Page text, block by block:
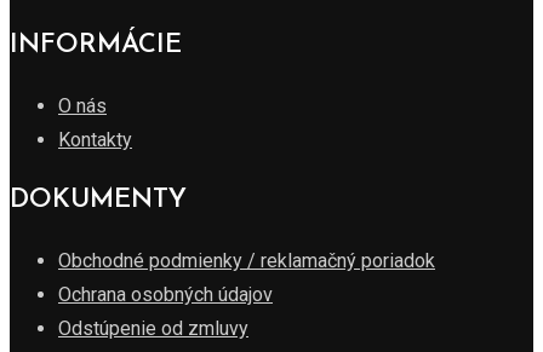
INFORMÁCIE
O nás
Kontakty
DOKUMENTY
Obchodné podmienky / reklamačný poriadok
Ochrana osobných údajov
Odstúpenie od zmluvy